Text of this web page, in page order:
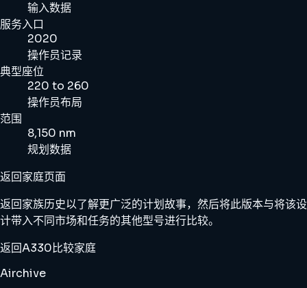
输入数据
服务入口
2020
操作员记录
典型座位
220 to 260
操作员布局
范围
8,150 nm
规划数据
返回家庭页面
返回家族历史以了解更广泛的计划故事，然后将此版本与将该设
计带入不同市场和任务的其他型号进行比较。
返回A330比较家庭
Airchive